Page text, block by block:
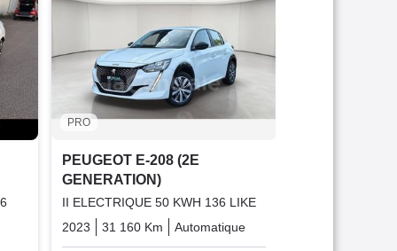
PRO
PEUGEOT E-208 (2E
GENERATION)
II ELECTRIQUE 50 KWH 136 LIKE
2023
31 160 Km Automatique